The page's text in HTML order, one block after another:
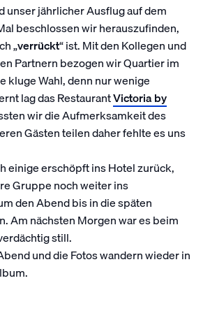
unser jährlicher Ausflug auf dem
beschlossen wir herauszufinden,
„verrückt“ ist. Mit den Kollegen und
Partnern bezogen wir Quartier im
kluge Wahl, denn nur wenige
lag das RestaurantVictoria by
wir die Aufmerksamkeit des
Gästen teilen daher fehlte es uns
einige erschöpft ins Hotel zurück,
Gruppe noch weiter ins
den Abend bis in die späten
Am nächsten Morgen war es beim
still.
und die Fotos wandern wieder in